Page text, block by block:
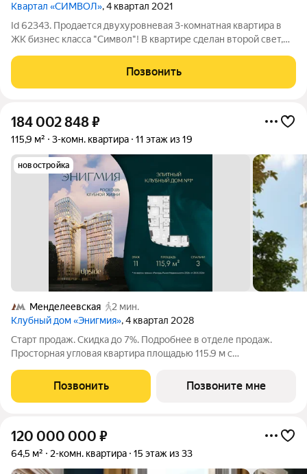
Квартал «СИМВОЛ», 4 квартал 2021
Id 62343. Продается двухуровневая 3-комнатная квартира в
ЖК бизнес класса "Символ"! В квартире сделан второй свет,
уже закуплены, полное окончание ремонтных работ
планируется через 2-3
Позвонить
184 002 848₽
115,9 м² 3-комн. квартира 11 этаж из 19
новостройка
Менделеевская
2 мин.
Клубный дом «Энигмия», 4 квартал 2028
Старт продаж. Скидка до 7%. Подробнее в отделе продаж.
Просторная угловая квартира площадью 115.9 м с
и во двор. Продуманная планировка с мастер-спальней и
гардеробной с окном. ЭНИГМИЯ
Позвонить Позвоните мне
120 000 000 ₽
64,5 м² 2-комн. квартира 15 этаж из 33